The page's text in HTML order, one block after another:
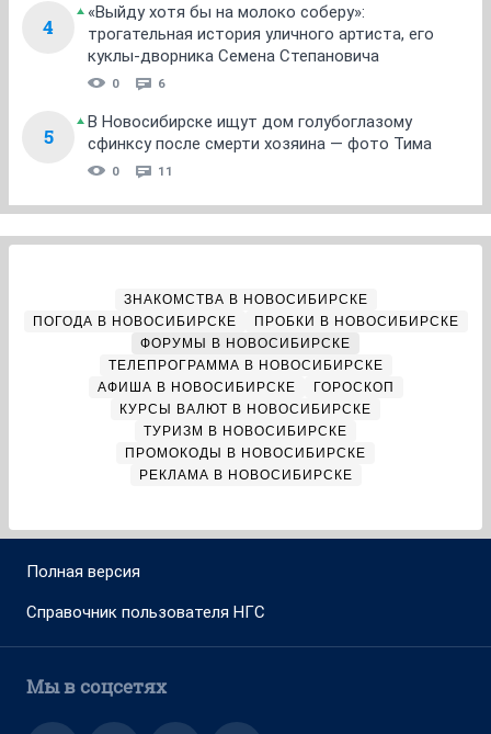
4
«Выйду хотя бы на молоко соберу»:
трогательная история уличного артиста, его
куклы-дворника Семена Степановича
0 6
5
В Новосибирске ищут дом голубоглазому
сфинксу после смерти хозяина — фото Тима
0 11
ЗНАКОМСТВА В НОВОСИБИРСКЕ
ПОГОДА В НОВОСИБИРСКЕ
ПРОБКИ В НОВОСИБИРСКЕ
ФОРУМЫ В НОВОСИБИРСКЕ
ТЕЛЕПРОГРАММА В НОВОСИБИРСКЕ
АФИША В НОВОСИБИРСКЕ
ГОРОСКОП
КУРСЫ ВАЛЮТ В НОВОСИБИРСКЕ
ТУРИЗМ В НОВОСИБИРСКЕ
ПРОМОКОДЫ В НОВОСИБИРСКЕ
РЕКЛАМА В НОВОСИБИРСКЕ
Полная версия
Справочник пользователя НГС
Мы в соцсетях